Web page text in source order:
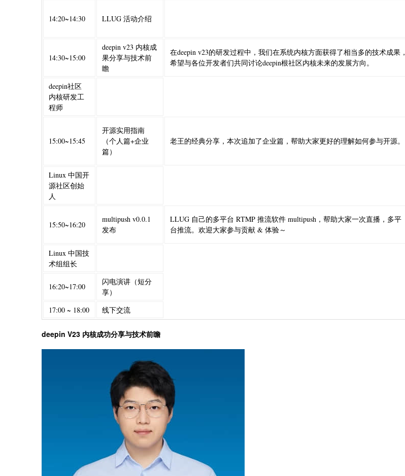
14:20~14:30 LLUG 活动介绍
14:30~15:00
deepin v23 内核成
果分享与技术前
瞻
在deepin v23的研发过程中，我们在系统内核方面获得了相当多的技术成果，
希望与各位开发者们共同讨论deepin根社区内核未来的发展方向。
deepin社区
内核研发工
程师
15:00~15:45
开源实用指南
（个人篇+企业
篇）
老王的经典分享，本次追加了企业篇，帮助大家更好的理解如何参与开源。
Linux 中国开
源社区创始
人
15:50~16:20
multipush v0.0.1
发布
LLUG 自己的多平台 RTMP 推流软件 multipush，帮助大家一次直播，多平
台推流。欢迎大家参与贡献 & 体验～
Linux 中国技
术组组长
16:20~17:00
闪电演讲（短分
享）
17:00 ~ 18:00
线下交流
deepin V23 内核成功分享与技术前瞻